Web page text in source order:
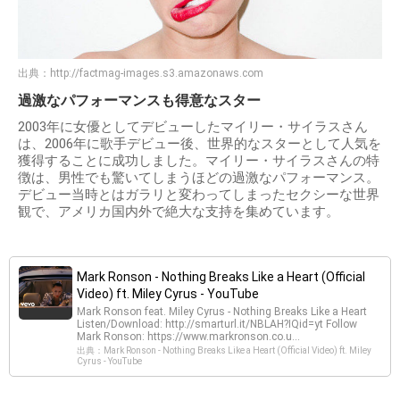
出典： http://factmag-images.s3.amazonaws.com
過激なパフォーマンスも得意なスター
2003年に女優としてデビューしたマイリー・サイラスさん
は、2006年に歌手デビュー後、世界的なスターとして人気を
獲得することに成功しました。マイリー・サイラスさんの特
徴は、男性でも驚いてしまうほどの過激なパフォーマンス。
デビュー当時とはガラリと変わってしまったセクシーな世界
観で、アメリカ国内外で絶大な支持を集めています。
Mark Ronson - Nothing Breaks Like a Heart (Official
Video) ft. Miley Cyrus - YouTube
Mark Ronson feat. Miley Cyrus - Nothing Breaks Like a Heart
Listen/Download: http://smarturl.it/NBLAH?IQid=yt Follow
Mark Ronson: https://www.markronson.co.u...
出典：Mark Ronson - Nothing Breaks Like a Heart (Official Video) ft. Miley
Cyrus - YouTube